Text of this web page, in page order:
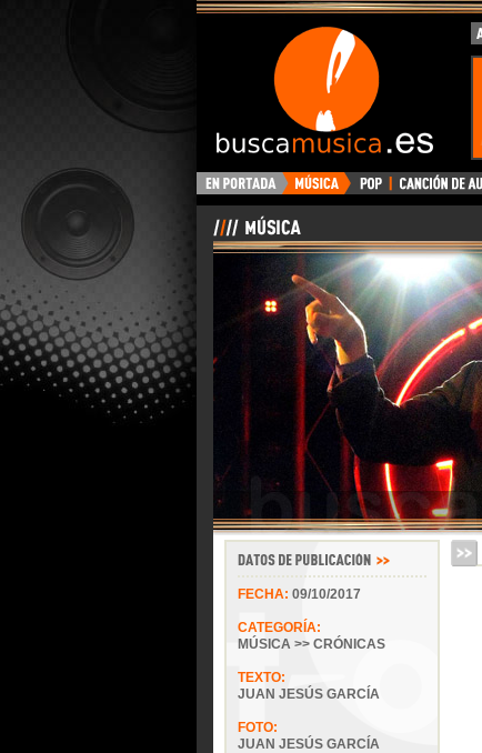
BuscaMusica.es
FECHA: 09/10/2017
CATEGORÍA:
MÚSICA >> CRÓNICAS
TEXTO:
JUAN JESÚS GARCÍA
FOTO:
JUAN JESÚS GARCÍA